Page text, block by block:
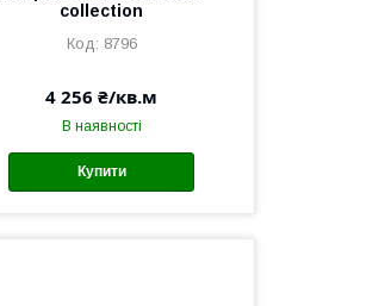
collection
8796
4 256 ₴/кв.м
В наявності
Купити